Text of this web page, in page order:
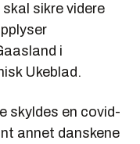
sikre videre
i
Ukeblad.
skyldes en covid-
annet danskene